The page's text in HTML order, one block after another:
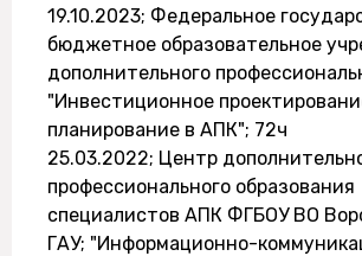
19.10.2023; Федеральное
бюджетное образовательное
дополнительного
"Инвестиционное
планирование в АПК"; 72ч
25.03.2022; Центр
профессионального образования
специалистов АПК ФГБОУ ВО
ГАУ; "Информационно-